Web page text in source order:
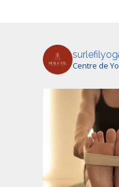
Centre de